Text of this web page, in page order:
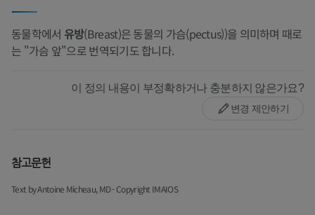
동물학에서 유방(Breast)은 동물의 가슴(pectus))을 의미하며 때로
는 "가슴 앞"으로 번역되기도 합니다.
이 정의 내용이 부정확하거나 충분하지 않은가요?
변경 제안하기
참고문헌
Text by Antoine Micheau, MD - Copyright IMAIOS